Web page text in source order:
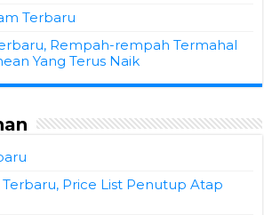
Terbaru
Rempah-rempah Termahal
Yang Terus Naik
Price List Penutup Atap